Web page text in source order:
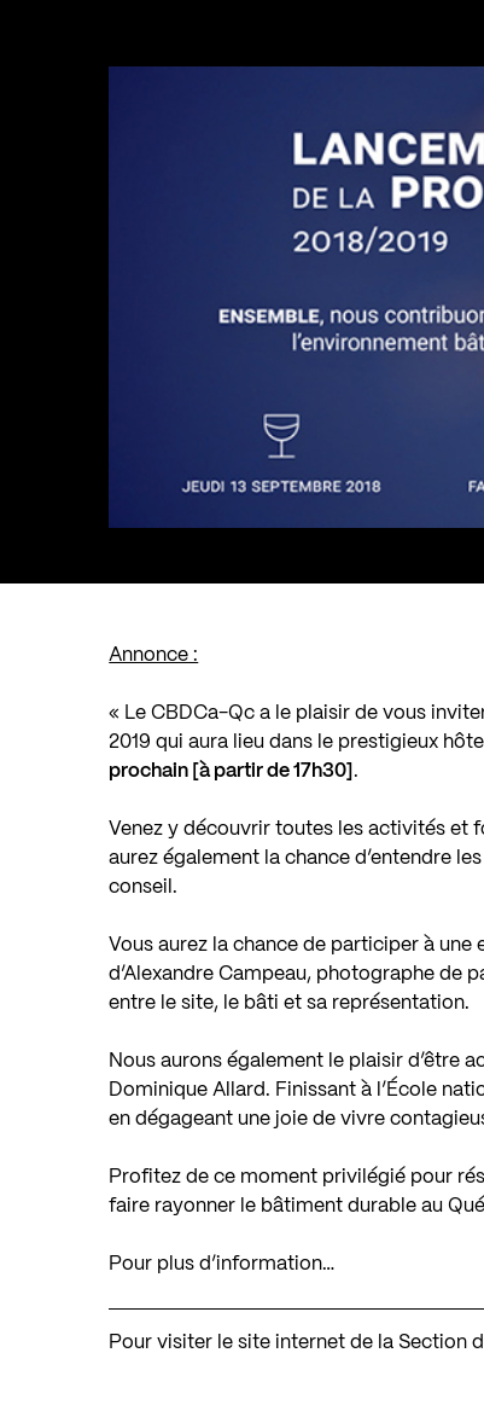
Annonce :
« Le CBDCa-Qc a le plaisir de vous
2019 qui aura lieu dans le prestigieux
prochain [à partir de 17h30] .
Venez y découvrir toutes les activités et
aurez également la chance d’entendre
conseil.
Vous aurez la chance de participer à
d’Alexandre Campeau, photographe de
entre le site, le bâti et sa représentation.
Nous aurons également le plaisir d’être
Dominique Allard. Finissant à l’École
en dégageant une joie de vivre
Profitez de ce moment privilégié pour
faire rayonner le bâtiment durable au
Pour plus d’information…
Pour visiter le site internet de la Section